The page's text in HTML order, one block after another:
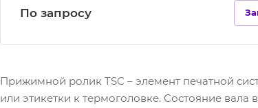
По запросу
Прижимной ролик TSC – элемент печатной
или этикетки к термоголовке. Состояние